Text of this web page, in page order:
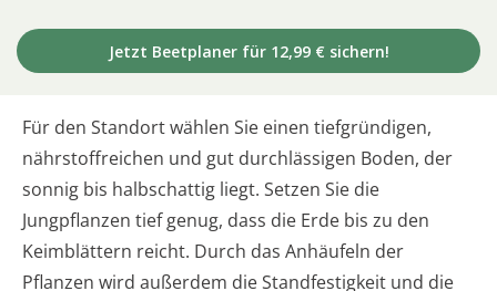
Jetzt Beetplaner für 12,99 € sichern!
Für den Standort wählen Sie einen tiefgründigen,
nährstoffreichen und gut durchlässigen Boden, der
sonnig bis halbschattig liegt. Setzen Sie die
Jungpflanzen tief genug, dass die Erde bis zu den
Keimblättern reicht. Durch das Anhäufeln der
Pflanzen wird außerdem die Standfestigkeit und die